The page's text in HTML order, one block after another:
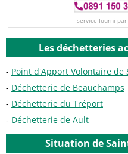
service fourni
Les déchetteries
Point d'Apport Volontaire de
Déchetterie de Beauchamps
Déchetterie du Tréport
Déchetterie de Ault
Situation de